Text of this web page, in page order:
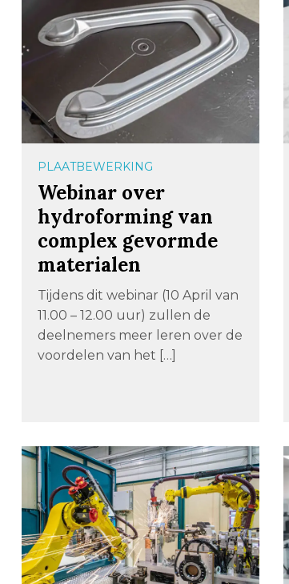
PLAATBEWERKING
Webinar over
hydroforming van
complex gevormde
materialen
Tijdens dit webinar (10 April van
11.00 – 12.00 uur) zullen de
deelnemers meer leren over de
voordelen van het […]